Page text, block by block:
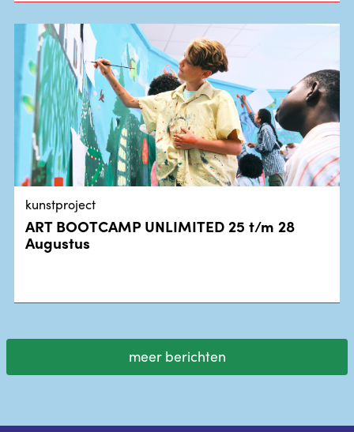
kunstproject
ART BOOTCAMP UNLIMITED 25 t/m 28
Augustus
meer berichten